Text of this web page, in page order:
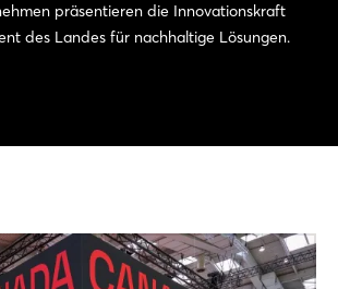
präsentieren die Innovationskraft
des Landes für nachhaltige Lösungen.